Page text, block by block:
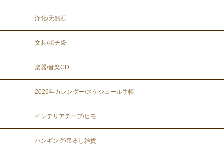
浄化/天然石
文具/ポチ袋
楽器/音楽CD
2026年カレンダー/スケジュール手帳
インテリアテープ/ヒモ
ハンギング/吊るし雑貨